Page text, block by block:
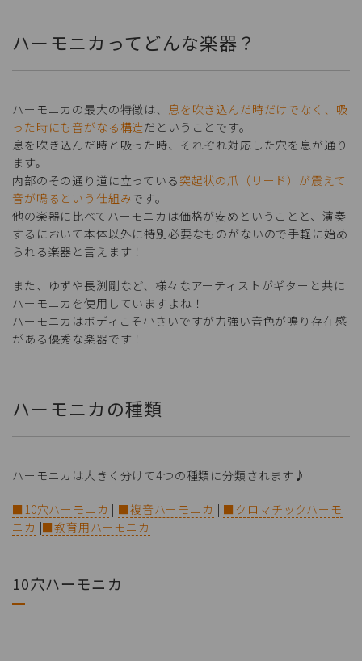
ハーモニカってどんな楽器？
ハーモニカの最大の特徴は、
息を吹き込んだ時だけでなく、吸
った時にも音がなる構造だということです。
息を吹き込んだ時と吸った時、それぞれ対応した穴を息が通り
ます。
内部のその通り道に立っている 突起状の爪（リード）が震えて
音が鳴るという仕組みです。
他の楽器に比べてハーモニカは価格が安めということと、演奏
するにおいて本体以外に特別必要なものがないので手軽に始め
られる楽器と言えます！
また、ゆずや長渕剛など、様々なアーティストがギターと共に
ハーモニカを使用していますよね！
ハーモニカはボディこそ小さいですが力強い音色が鳴り存在感
がある優秀な楽器です！
ハーモニカの種類
ハーモニカは大きく分けて4つの種類に分類されます♪
■10穴ハーモニカ | ■複音ハーモニカ | ■クロマチックハーモ
ニカ |■教育用ハーモニカ
10穴ハーモニカ